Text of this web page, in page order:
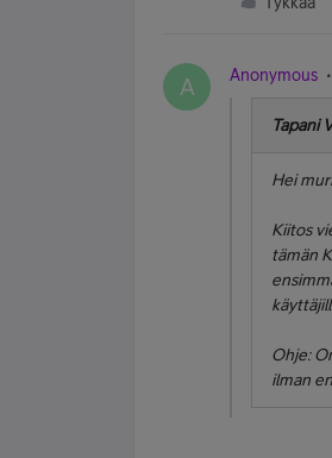
A Anonymous
Tapani
Hei
Kiitos
tämän
Ohje:
ilman